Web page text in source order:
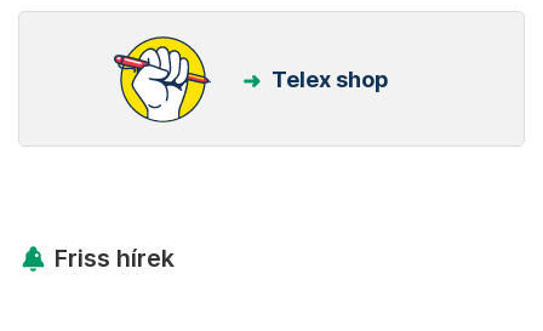
Telex shop
Friss hírek